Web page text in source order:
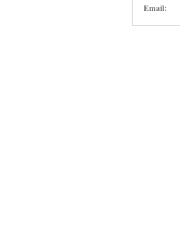
Email: